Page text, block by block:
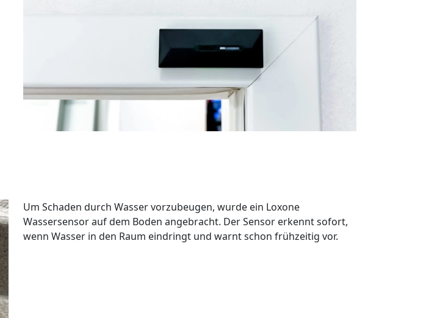
Um Schaden durch Wasser vorzubeugen, wurde ein Loxone
Wassersensor auf dem Boden angebracht. Der Sensor erkennt sofort,
wenn Wasser in den Raum eindringt und warnt schon frühzeitig vor.